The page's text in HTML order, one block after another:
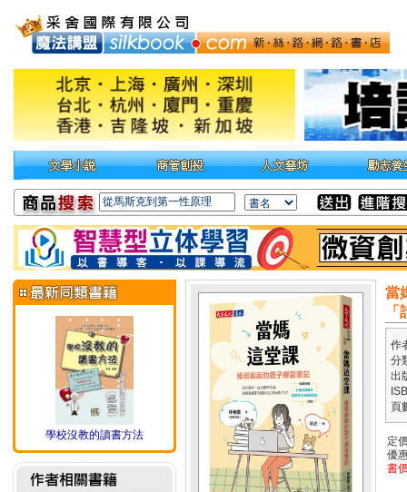
學校沒教的讀書方法
當
作
分
出
頁
定
優
書